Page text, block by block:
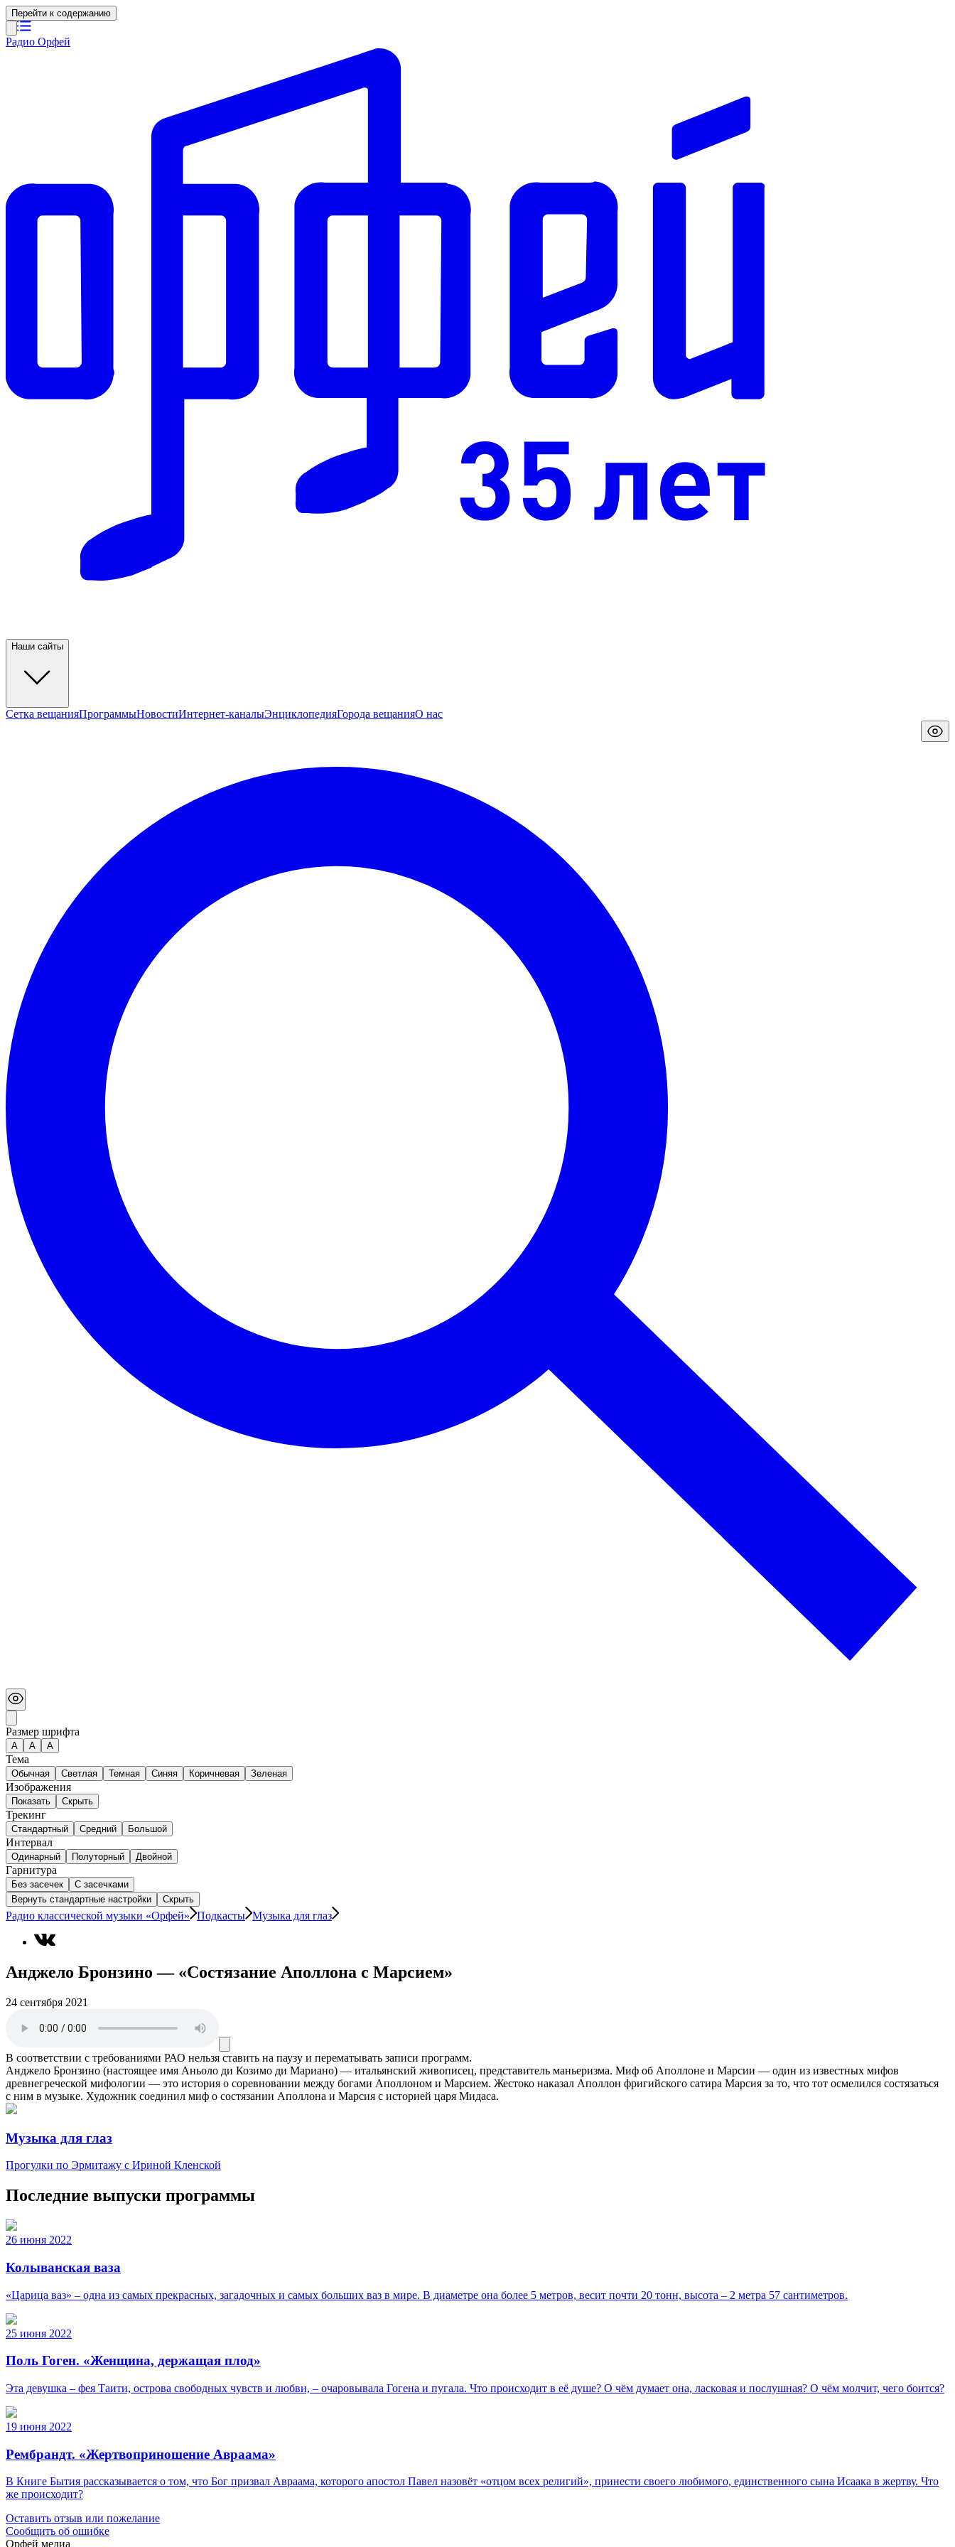
Перейти к содержанию
Радио Орфей
Наши сайты
Сетка вещанияПрограммыНовостиИнтернет-каналыЭнциклопедияГорода вещанияО нас
Размер шрифта
А A A
Тема
Обычная Светлая Темная Синяя Коричневая Зеленая
Изображения
Показать Скрыть
Трекинг
Стандартный Средний Большой
Интервал
Одинарный Полуторный Двойной
Гарнитура
Без засечек
С засечками
Вернуть стандартные настройки
Скрыть
Радио классической музыки «Орфей» Подкасты Музыка для глаз
Анджело Бронзино — «Состязание Аполлона с Марсием»
24 сентября 2021
В соответствии с требованиями РАО нельзя ставить на паузу и перематывать записи программ.
Анджело Бронзино (настоящее имя Аньоло ди Козимо ди Мариано) — итальянский живописец, представитель маньеризма. Миф об Аполлоне и Марсии — один из известных мифов
древнегреческой мифологии — это история о соревновании между богами Аполлоном и Марсием. Жестоко наказал Аполлон фригийского сатира Марсия за то, что тот осмелился состязаться
с ним в музыке. Художник соединил миф о состязании Аполлона и Марсия с историей царя Мидаса.
Музыка для глаз
Прогулки по Эрмитажу с Ириной Кленской
Последние выпуски программы
26 июня 2022
Колыванская ваза
«Царица ваз» – одна из самых прекрасных, загадочных и самых больших ваз в мире. В диаметре она более 5 метров, весит почти 20 тонн, высота – 2 метра 57 сантиметров.
25 июня 2022
Поль Гоген. «Женщина, держащая плод»
Эта девушка – фея Таити, острова свободных чувств и любви, – очаровывала Гогена и пугала. Что происходит в её душе? О чём думает она, ласковая и послушная? О чём молчит, чего боится?
19 июня 2022
Рембрандт. «Жертвоприношение Авраама»
В Книге Бытия рассказывается о том, что Бог призвал Авраама, которого апостол Павел назовёт «отцом всех религий», принести своего любимого, единственного сына Исаака в жертву. Что
же происходит?
Оставить отзыв или пожелание
Сообщить об ошибке
Орфей медиа